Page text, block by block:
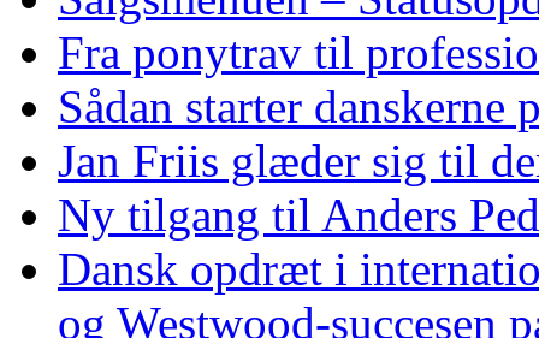
Fra ponytrav til
Sådan starter danskerne
Jan Friis glæder sig til
Ny tilgang til Anders
Dansk opdræt i
og Westwood‑succesen